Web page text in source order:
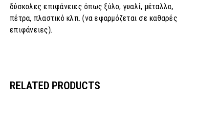
δύσκολες επιφάνειες όπως ξύλο, γυαλί, μέταλλο,
πέτρα, πλαστικό κλπ. (να εφαρμόζεται σε καθαρές
επιφάνειες).
RELATED PRODUCTS